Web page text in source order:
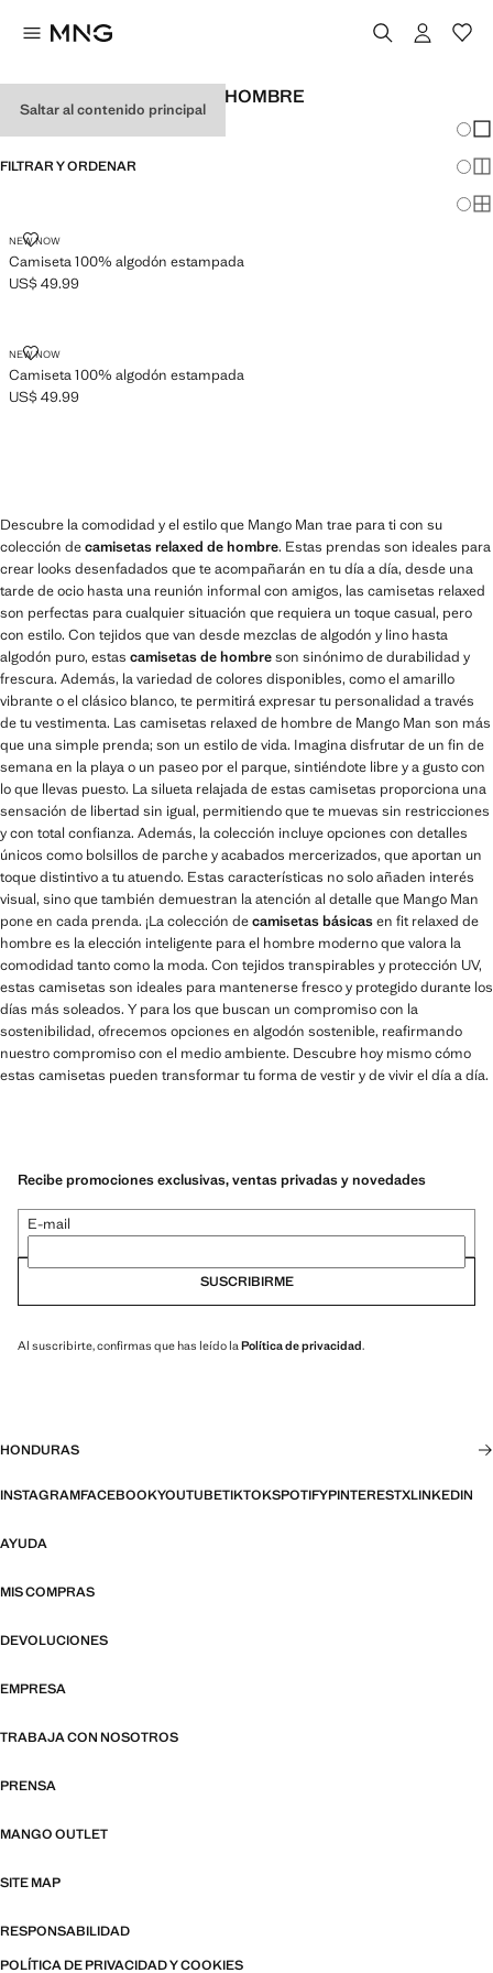
Saltar al contenido principal
CAMISETAS RELAXED DE HOMBRE
FILTRAR Y ORDENAR
NEW NOW
Camiseta 100% algodón estampada
CAMISETA 100% ALGODÓN ESTAMPADA
Precio actual [US$ 49.99 ]
US$ 49.99
NEW NOW
Camiseta 100% algodón estampada
CAMISETA 100% ALGODÓN ESTAMPADA
Precio actual [US$ 49.99 ]
US$ 49.99
Descubre la comodidad y el estilo que Mango Man trae para ti con su
colección decamisetas relaxed de hombre. Estas prendas son ideales para
crear looks desenfadados que te acompañarán en tu día a día, desde una
tarde de ocio hasta una reunión informal con amigos, las camisetas relaxed
son perfectas para cualquier situación que requiera un toque casual, pero
con estilo. Con tejidos que van desde mezclas de algodón y lino hasta
algodón puro, estas camisetas de hombreson sinónimo de durabilidad y
frescura. Además, la variedad de colores disponibles, como el amarillo
vibrante o el clásico blanco, te permitirá expresar tu personalidad a través
de tu vestimenta. Las camisetas relaxed de hombre de Mango Man son más
que una simple prenda; son un estilo de vida. Imagina disfrutar de un fin de
semana en la playa o un paseo por el parque, sintiéndote libre y a gusto con
lo que llevas puesto. La silueta relajada de estas camisetas proporciona una
sensación de libertad sin igual, permitiendo que te muevas sin restricciones
y con total confianza. Además, la colección incluye opciones con detalles
únicos como bolsillos de parche y acabados mercerizados, que aportan un
toque distintivo a tu atuendo. Estas características no solo añaden interés
visual, sino que también demuestran la atención al detalle que Mango Man
pone en cada prenda. ¡La colección decamisetas básicasen fit relaxed de
hombre es la elección inteligente para el hombre moderno que valora la
comodidad tanto como la moda. Con tejidos transpirables y protección UV,
estas camisetas son ideales para mantenerse fresco y protegido durante los
días más soleados. Y para los que buscan un compromiso con la
sostenibilidad, ofrecemos opciones en algodón sostenible, reafirmando
nuestro compromiso con el medio ambiente. Descubre hoy mismo cómo
estas camisetas pueden transformar tu forma de vestir y de vivir el día a día.
Recibe promociones exclusivas, ventas privadas y novedades
E-mail
SUSCRIBIRME
Al suscribirte, confirmas que has leído la Política de privacidad.
HONDURAS
INSTAGRAMFACEBOOKYOUTUBETIKTOKSPOTIFYPINTERESTXLINKEDIN
AYUDA
MIS COMPRAS
DEVOLUCIONES
EMPRESA
TRABAJA CON NOSOTROS
PRENSA
MANGO OUTLET
SITE MAP
RESPONSABILIDAD
POLÍTICA DE PRIVACIDAD Y COOKIES